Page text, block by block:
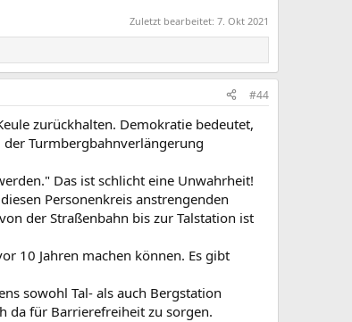
Zuletzt bearbeitet: 7. Okt 2021
#44
zurückhalten. Demokratie bedeutet,
Turmbergbahnverlängerung
Das ist schlicht eine Unwahrheit!
Personenkreis anstrengenden
der Straßenbahn bis zur Talstation ist
10 Jahren machen können. Es gibt
sowohl Tal- als auch Bergstation
da für Barrierefreiheit zu sorgen.